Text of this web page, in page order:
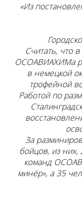
«Из
Считать, что
ОСОАВИАХИМа
в немецкой
трофейной
Работой по
За
бойцов, из
команд
минёр», а 35